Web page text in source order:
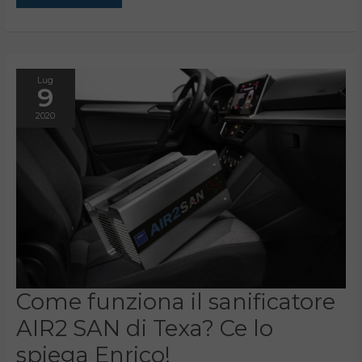
Lug
9
2020
Come funziona il sanificatore
AIR2 SAN di Texa? Ce lo
spiega Enrico!
Come
funziona
il
sanificatore
AIR2
di